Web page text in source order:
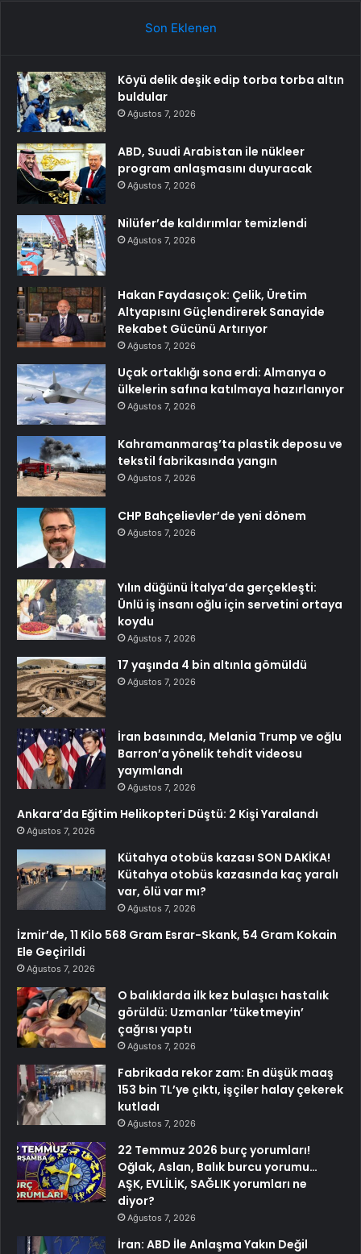
Son Eklenen
Köyü delik deşik edip torba torba altın
buldular
Ağustos 7, 2026
ABD, Suudi Arabistan ile nükleer
program anlaşmasını duyuracak
Ağustos 7, 2026
Nilüfer’de kaldırımlar temizlendi
Ağustos 7, 2026
Hakan Faydasıçok: Çelik, Üretim
Altyapısını Güçlendirerek Sanayide
Rekabet Gücünü Artırıyor
Ağustos 7, 2026
Uçak ortaklığı sona erdi: Almanya o
ülkelerin safına katılmaya hazırlanıyor
Ağustos 7, 2026
Kahramanmaraş’ta plastik deposu ve
tekstil fabrikasında yangın
Ağustos 7, 2026
CHP Bahçelievler’de yeni dönem
Ağustos 7, 2026
Yılın düğünü İtalya’da gerçekleşti:
Ünlü iş insanı oğlu için servetini ortaya
koydu
Ağustos 7, 2026
17 yaşında 4 bin altınla gömüldü
Ağustos 7, 2026
İran basınında, Melania Trump ve oğlu
Barron’a yönelik tehdit videosu
yayımlandı
Ağustos 7, 2026
Ankara’da Eğitim Helikopteri Düştü: 2 Kişi Yaralandı
Ağustos 7, 2026
Kütahya otobüs kazası SON DAKİKA!
Kütahya otobüs kazasında kaç yaralı
var, ölü var mı?
Ağustos 7, 2026
İzmir’de, 11 Kilo 568 Gram Esrar-Skank, 54 Gram Kokain
Ele Geçirildi
Ağustos 7, 2026
O balıklarda ilk kez bulaşıcı hastalık
görüldü: Uzmanlar ‘tüketmeyin’
çağrısı yaptı
Ağustos 7, 2026
Fabrikada rekor zam: En düşük maaş
153 bin TL’ye çıktı, işçiler halay çekerek
kutladı
Ağustos 7, 2026
22 Temmuz 2026 burç yorumları!
Oğlak, Aslan, Balık burcu yorumu…
AŞK, EVLİLİK, SAĞLIK yorumları ne
diyor?
Ağustos 7, 2026
İran: ABD İle Anlaşma Yakın Değil